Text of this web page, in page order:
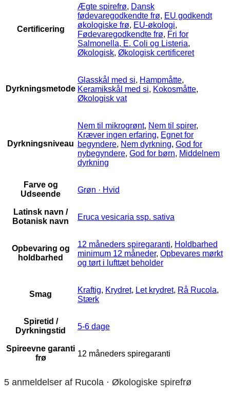
Certificering
Ægte spirefrø, Dansk
fødevaregodkendte frø, EU godkendt
økologiske frø, EU-økologi,
Fødevaregodkendte frø, Fri for
Salmonella, E. Coli og Listeria,
Økologisk, Økologisk certificeret
Dyrkningsmetode
Glasskål med si, Hampmåtte,
Keramikskål med si, Kokosmåtte,
Økologisk vat
Dyrkningsniveau
Nem til mikrogrønt, Nem til spirer,
Kræver ingen erfaring, Egnet for
begyndere, Nem dyrkning, God for
nybegyndere, God for børn, Middelnem
dyrkning
Farve og
Udseende
Grøn · Hvid
Latinsk navn /
Botanisk navn
Eruca vesicaria ssp. sativa
Opbevaring og
holdbarhed
12 måneders spiregaranti, Holdbarhed
minimum 12 måneder, Opbevares mørkt
og tørt i lufttæt beholder
Smag Kraftig, Krydret, Let krydret, Rå Rucola,
Stærk
Spiretid /
Dyrkningstid
5-6 dage
Spireevne garanti
frø
12 måneders spiregaranti
5 anmeldelser af Rucola · Økologiske spirefrø